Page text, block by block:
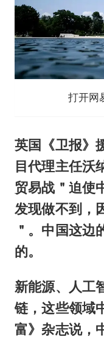
打开网
英国《卫报》
目代理主任沃
贸易战＂迫使
发现做不到，
＂。中国这边
的。
新能源、人工
链，这些领域
富》杂志说，